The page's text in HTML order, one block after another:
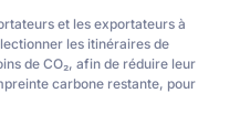
et les exportateurs à
les itinéraires de
de CO₂, afin de réduire leur
carbone restante, pour